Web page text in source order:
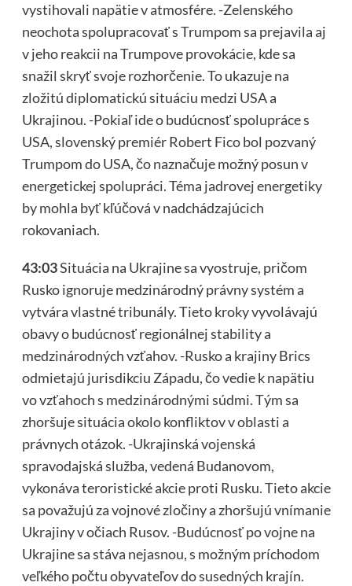
vystihovali napätie v atmosfére. -Zelenského
neochota spolupracovať s Trumpom sa prejavila aj
v jeho reakcii na Trumpove provokácie, kde sa
snažil skryť svoje rozhorčenie. To ukazuje na
zložitú diplomatickú situáciu medzi USA a
Ukrajinou. -Pokiaľ ide o budúcnosť spolupráce s
USA, slovenský premiér Robert Fico bol pozvaný
Trumpom do USA, čo naznačuje možný posun v
energetickej spolupráci. Téma jadrovej energetiky
by mohla byť kľúčová v nadchádzajúcich
rokovaniach.
43:03Situácia na Ukrajine sa vyostruje, pričom
Rusko ignoruje medzinárodný právny systém a
vytvára vlastné tribunály. Tieto kroky vyvolávajú
obavy o budúcnosť regionálnej stability a
medzinárodných vzťahov. -Rusko a krajiny Brics
odmietajú jurisdikciu Západu, čo vedie k napätiu
vo vzťahoch s medzinárodnými súdmi. Tým sa
zhoršuje situácia okolo konfliktov v oblasti a
právnych otázok. -Ukrajinská vojenská
spravodajská služba, vedená Budanovom,
vykonáva teroristické akcie proti Rusku. Tieto akcie
sa považujú za vojnové zločiny a zhoršujú vnímanie
Ukrajiny v očiach Rusov. -Budúcnosť po vojne na
Ukrajine sa stáva nejasnou, s možným príchodom
veľkého počtu obyvateľov do susedných krajín.